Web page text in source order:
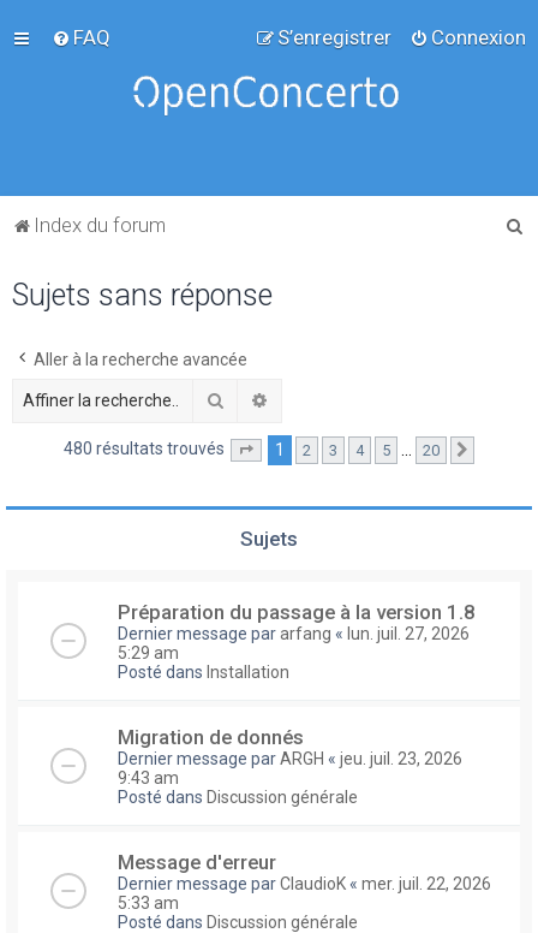
FAQ Connexion
S’enregistrer
Index du forum
Sujets sans réponse
Aller à la recherche avancée
Rechercher
480 résultats trouvés Page sur20
1 2 3 4 5 … 20
Sujets
Préparation du passage à la version 1.8
Dernier message pararfang « lun. juil. 27, 2026
5:29 am
Posté dans Installation
Migration de donnés
Dernier message parARGH « jeu. juil. 23, 2026
9:43 am
Posté dans Discussion générale
Message d'erreur
Dernier message parClaudioK « mer. juil. 22, 2026
5:33 am
Posté dans Discussion générale